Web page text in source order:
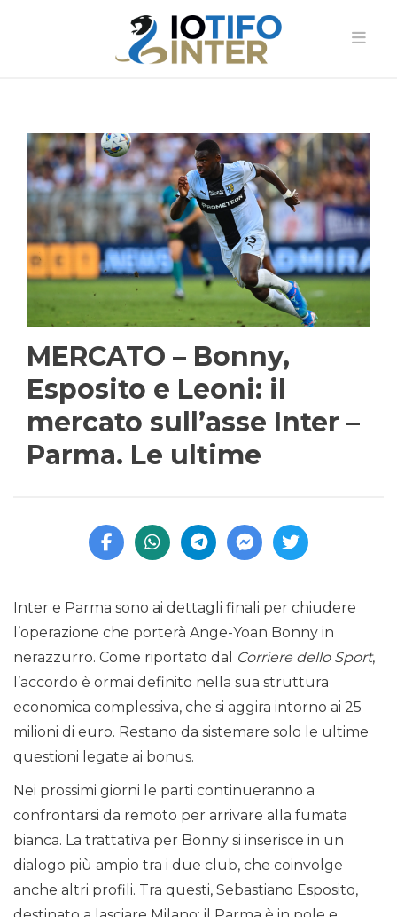
MERCATO – Bonny,
Esposito e Leoni: il
mercato sull’asse Inter –
Parma. Le ultime
Inter e Parma sono ai dettagli finali per chiudere
l’operazione che porterà Ange-Yoan Bonny in
nerazzurro. Come riportato dal
Corriere dello Sport,
l’accordo è ormai definito nella sua struttura
economica complessiva, che si aggira intorno ai 25
milioni di euro. Restano da sistemare solo le ultime
questioni legate ai bonus.
Nei prossimi giorni le parti continueranno a
confrontarsi da remoto per arrivare alla fumata
bianca. La trattativa per Bonny si inserisce in un
dialogo più ampio tra i due club, che coinvolge
anche altri profili. Tra questi, Sebastiano Esposito,